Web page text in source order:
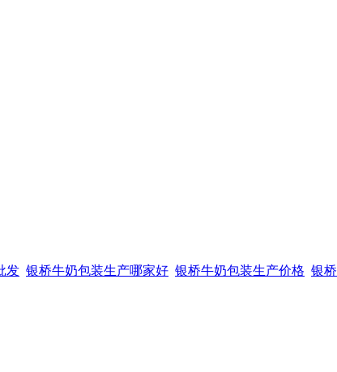
发 银桥牛奶包装生产哪家好 银桥牛奶包装生产价格 银